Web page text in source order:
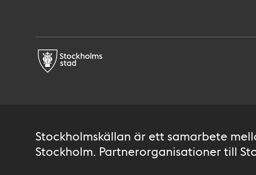
Stockholmskällan är ett samarbete
Stockholm. Partnerorganisationer till